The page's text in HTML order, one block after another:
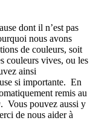
dont il n’est pas
nous avons
de couleurs, soit
couleurs vives, ou les
ainsi
si importante. En
remis au
. Vous pouvez aussi y
de nous aider à